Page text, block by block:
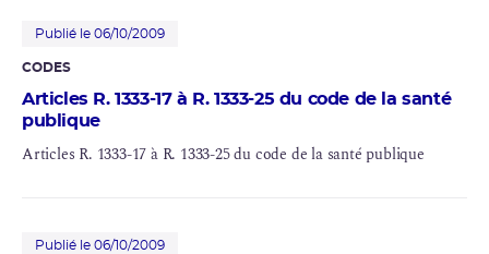
Publié le 06/10/2009
CODES
Articles R. 1333-17 à R. 1333-25 du code de la santé
publique
Articles R. 1333-17 à R. 1333-25 du code de la santé publique
Publié le 06/10/2009